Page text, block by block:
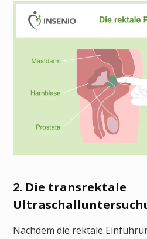
2. Die transrektale
Nachdem die rektale